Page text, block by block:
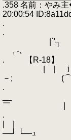
.358 名前：やみ
20:00:54
.
, -､
.
| | i
－; (⌒
__ |
￣ゝ |
| | ,.､
―┘ └―ｭ